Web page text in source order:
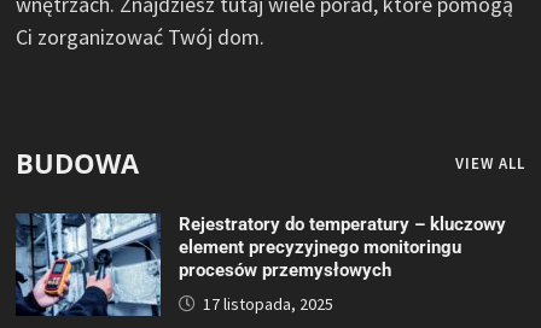
Ci zorganizować Twój dom.
BUDOWA VIEW ALL
Rejestratory do temperatury – kluczowy
element precyzyjnego monitoringu
procesów przemysłowych
17 listopada, 2025